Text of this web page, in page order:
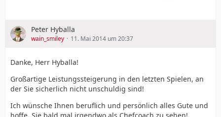
Peter Hyballa
wain_smiley 11. Mai 2014 um 20:37
Danke, Herr Hyballa!
Großartige Leistungssteigerung in den letzten Spielen, an
der Sie sicherlich nicht unschuldig sind!
Ich wünsche Ihnen beruflich und persönlich alles Gute und